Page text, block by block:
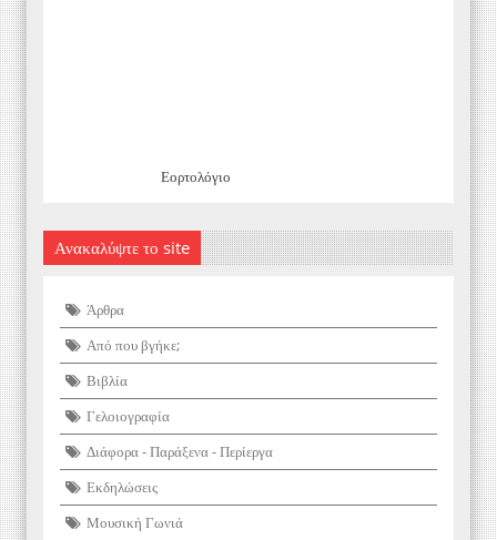
Εορτολόγιο
Ανακαλύψτε το site
Άρθρα
Από που βγήκε;
Βιβλία
Γελοιογραφία
Διάφορα - Παράξενα - Περίεργα
Εκδηλώσεις
Μουσική Γωνιά